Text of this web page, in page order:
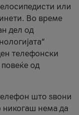
или
Во време
дел од
телефонски
од
што ѕвони
никогаш нема да